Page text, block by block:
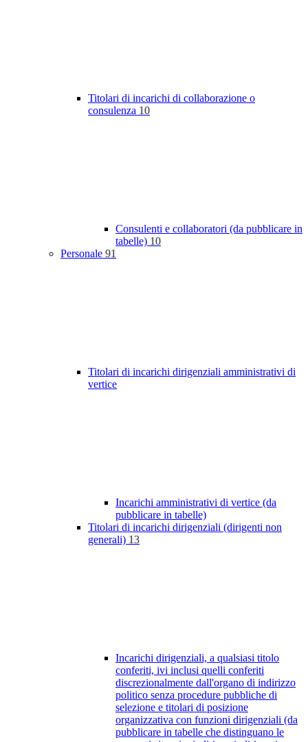
Titolari di incarichi di collaborazione o
consulenza 10
Consulenti e collaboratori (da pubblicare in
tabelle) 10
Personale 91
Titolari di incarichi dirigenziali amministrativi di
vertice
Incarichi amministrativi di vertice (da
pubblicare in tabelle)
Titolari di incarichi dirigenziali (dirigenti non
generali) 13
Incarichi dirigenziali, a qualsiasi titolo
conferiti, ivi inclusi quelli conferiti
discrezionalmente dall'organo di indirizzo
politico senza procedure pubbliche di
selezione e titolari di posizione
organizzativa con funzioni dirigenziali (da
pubblicare in tabelle che distinguano le